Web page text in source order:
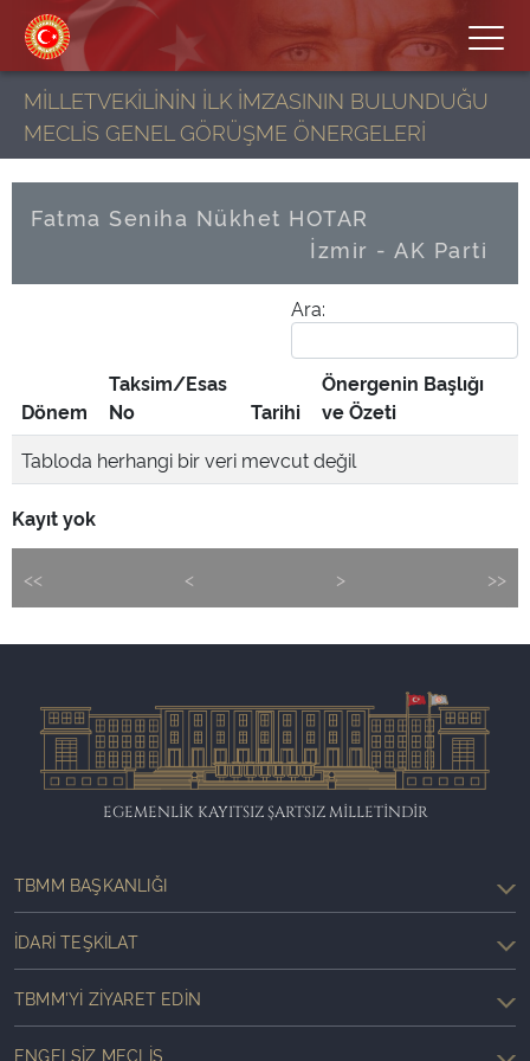
MİLLETVEKİLİNİN İLK İMZASININ BULUNDUĞU
MECLİS GENEL GÖRÜŞME ÖNERGELERİ
Fatma Seniha Nükhet HOTAR
İzmir - AK Parti
Ara:
Dönem
Taksim/Esas
No
Tarihi
Önergenin Başlığı
ve Özeti
Tabloda herhangi bir veri mevcut değil
Kayıt yok
<< < > >>
EGEMENLİK KAYITSIZ ŞARTSIZ MİLLETİNDİR
TBMM BAŞKANLIĞI
İDARI TEŞKILAT
TBMM'YI ZIYARET EDIN
ENGELSIZ MECLIS